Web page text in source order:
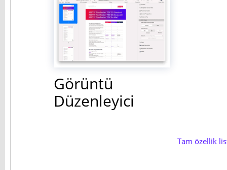
Görüntü
Düzenleyici
Tam özellik